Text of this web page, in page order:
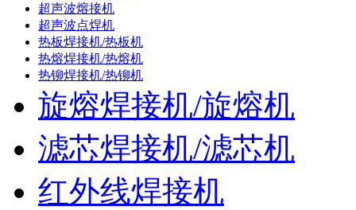
超声波熔接机
超声波点焊机
热板焊接机/热板机
热熔焊接机/热熔机
热铆焊接机/热铆机
旋熔焊接机/旋熔机
滤芯焊接机/滤芯机
红外线焊接机